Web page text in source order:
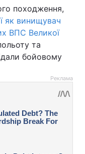
походження,
як винищувач
ВПС Великої
та
бойовому
Реклама